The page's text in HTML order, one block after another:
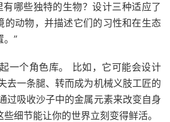
有哪些独特的生物？设计三种适应了
的动物，并描述它们的习性和在生态
。”
一个角色库。 比如，它可能会设计
去一条腿、转而成为机械义肢工匠的
过吸收沙子中的金属元素来改变自身
些细节能让你的世界立刻变得鲜活。